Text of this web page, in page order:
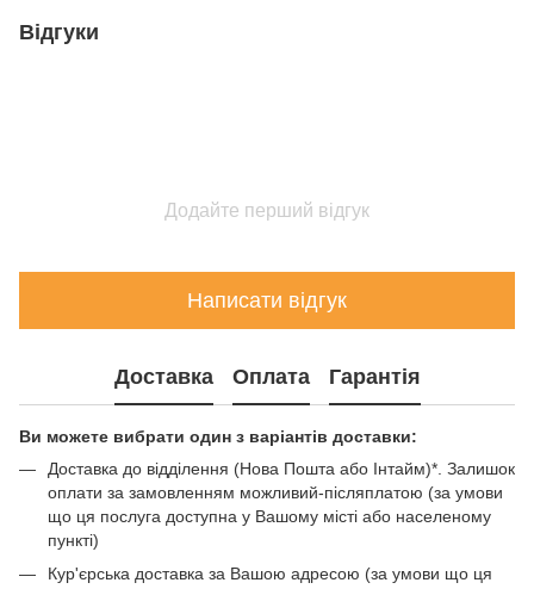
Відгуки
Додайте перший відгук
Написати відгук
Доставка Оплата Гарантія
Ви можете вибрати один з варіантів доставки:
Доставка до відділення (Нова Пошта або Інтайм)*. Залишок
оплати за замовленням можливий-післяплатою (за умови
що ця послуга доступна у Вашому місті або населеному
пункті)
Кур'єрська доставка за Вашою адресою (за умови що ця